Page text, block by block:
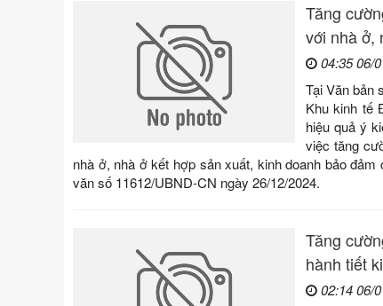
Tăng
với nhà ở,
04:35 06/
Tại Văn bản
Khu kinh tế
hiệu quả ý
việc tăng
nhà ở, nhà ở kết hợp sản xuất, kinh doanh bảo
văn số 11612/UBND-CN ngày 26/12/2024.
Tăng
hành tiết
02:14 06/